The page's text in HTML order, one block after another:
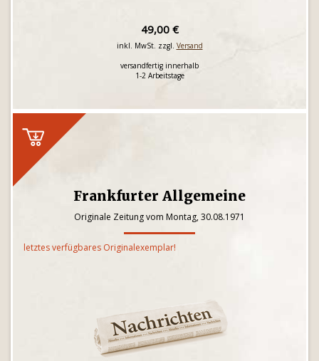
49,00 €
inkl. MwSt. zzgl. Versand
versandfertig innerhalb
1-2 Arbeitstage
Frankfurter Allgemeine
Originale Zeitung vom Montag, 30.08.1971
letztes verfügbares Originalexemplar!